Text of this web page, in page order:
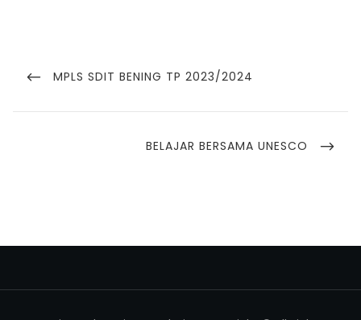
MPLS SDIT BENING TP 2023/2024
BELAJAR BERSAMA UNESCO